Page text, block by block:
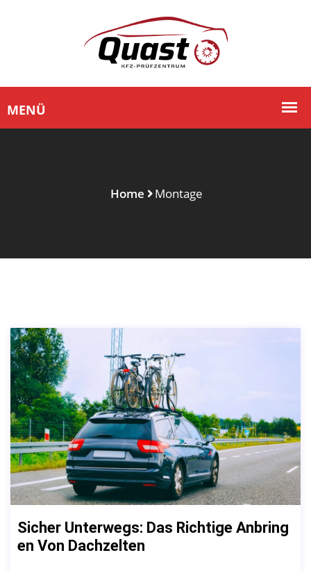
Home Montage
Sicher Unterwegs: Das Richtige Anbring
En Von Dachzelten